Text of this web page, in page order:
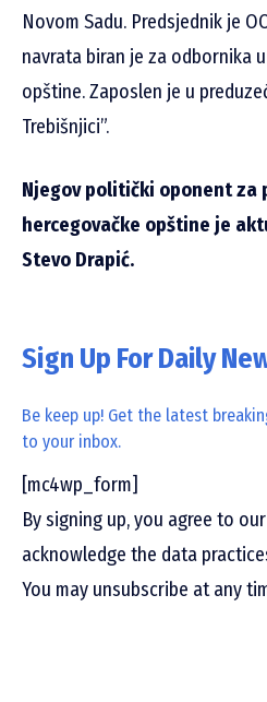
Novom Sadu. Predsjednik je
navrata biran je za odbornika
opštine. Zaposlen je u
Trebišnjici”.
Njegov politički oponent za
hercegovačke opštine je
Stevo Drapić.
Sign Up For Daily
Be keep up! Get the latest
to your inbox.
[mc4wp_form]
By signing up, you agree to our
acknowledge the data
You may unsubscribe at any